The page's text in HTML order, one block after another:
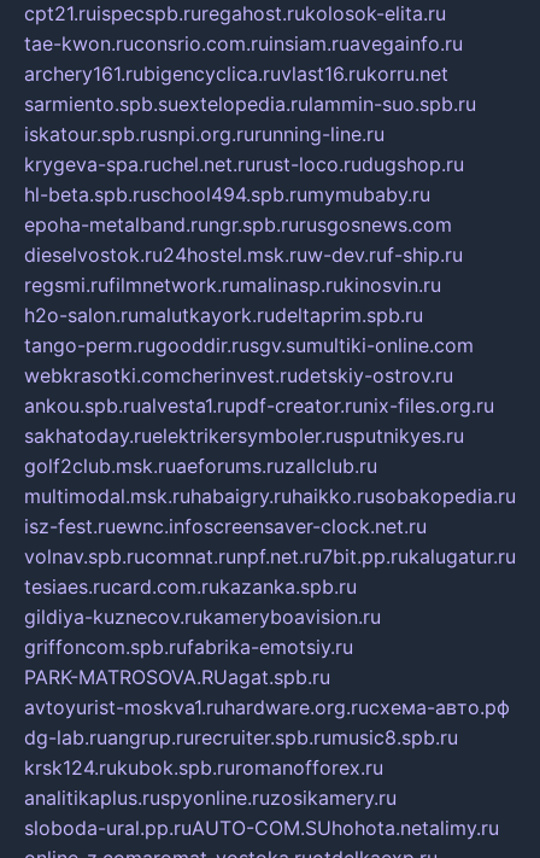
cpt21.ruispecspb.ruregahost.rukolosok-elita.ru
tae-kwon.ruconsrio.com.ruinsiam.ruavegainfo.ru
archery161.rubigencyclica.ruvlast16.rukorru.net
sarmiento.spb.suextelopedia.rulammin-suo.spb.ru
iskatour.spb.rusnpi.org.rurunning-line.ru
krygeva-spa.ruchel.net.rurust-loco.rudugshop.ru
hl-beta.spb.ruschool494.spb.rumymubaby.ru
epoha-metalband.rungr.spb.rurusgosnews.com
dieselvostok.ru24hostel.msk.ruw-dev.ruf-ship.ru
regsmi.rufilmnetwork.rumalinasp.rukinosvin.ru
h2o-salon.rumalutkayork.rudeltaprim.spb.ru
tango-perm.rugooddir.rusgv.sumultiki-online.com
webkrasotki.comcherinvest.rudetskiy-ostrov.ru
ankou.spb.rualvesta1.rupdf-creator.runix-files.org.ru
sakhatoday.ruelektrikersymboler.rusputnikyes.ru
golf2club.msk.ruaeforums.ruzallclub.ru
multimodal.msk.ruhabaigry.ruhaikko.rusobakopedia.ru
isz-fest.ruewnc.infoscreensaver-clock.net.ru
volnav.spb.rucomnat.runpf.net.ru7bit.pp.rukalugatur.ru
tesiaes.rucard.com.rukazanka.spb.ru
gildiya-kuznecov.rukameryboavision.ru
griffoncom.spb.rufabrika-emotsiy.ru
PARK-MATROSOVA.RUagat.spb.ru
avtoyurist-moskva1.ruhardware.org.ruсхема-авто.рф
dg-lab.ruangrup.rurecruiter.spb.rumusic8.spb.ru
krsk124.rukubok.spb.ruromanofforex.ru
analitikaplus.ruspyonline.ruzosikamery.ru
sloboda-ural.pp.ruAUTO-COM.SUhohota.netalimy.ru